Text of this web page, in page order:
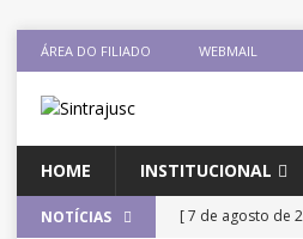
ÁREA DO FILIADO WEBMAIL
HOME INSTITUCIONAL
NOTÍCIAS [ 7 de agosto de